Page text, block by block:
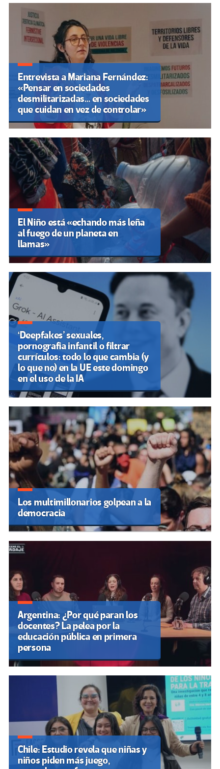
Entrevista a Mariana Fernández:
«Pensar en sociedades
desmilitarizadas… en sociedades
que cuidan en vez de controlar»
El Niño está «echando más leña
al fuego de un planeta en
llamas»
‘Deepfakes’ sexuales,
pornografia infantil o filtrar
currículos: todo lo que cambia (y
lo que no) en la UE este domingo
en el uso de la IA
Los multimillonarios golpean a la
democracia
Argentina: ¿Por qué paran los
docentes? La pelea por la
educación pública en primera
persona
Chile: Estudio revela que niñas y
niños piden más juego,